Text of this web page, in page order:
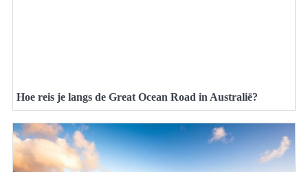
Hoe reis je langs de Great Ocean Road in Australië?